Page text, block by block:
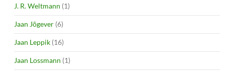
J. R. Weltmann (1)
Jaan Jõgever (6)
Jaan Leppik (16)
Jaan Lossmann (1)